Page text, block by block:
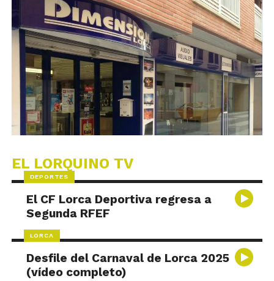
EL LORQUINO TV
DEPORTES
El CF Lorca Deportiva regresa a
Segunda RFEF
LORCA
Desfile del Carnaval de Lorca 2025
(vídeo completo)